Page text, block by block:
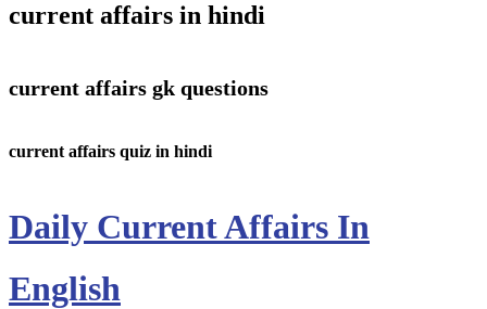
current affairs in hindi
current affairs gk questions
current affairs quiz in hindi
Daily Current Affairs In
English